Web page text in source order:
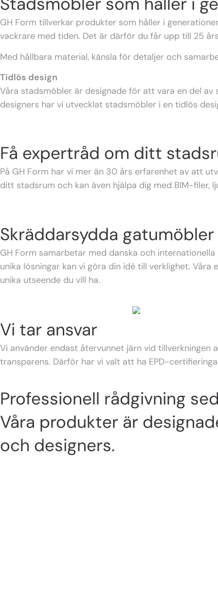
GH Form tillverkar produkter som håller i
vackrare med tiden. Det är därför du får upp till 25
Med hållbara material, känsla för detaljer och
Tidlös design
Våra stadsmöbler är designade för att vara en del
designers har vi utvecklat stadsmöbler i en tidlös
Få expertråd om ditt
På GH Form har vi mer än 30 års erfarenhet av att
ditt stadsrum och kan även hjälpa dig med BIM-filer,
Skräddarsydda gatumöbler
GH Form samarbetar med danska och
unika lösningar kan vi göra din idé till verklighet.
unika utseende du vill ha.
Vi tar ansvar
Vi använder endast återvunnet järn vid tillverkningen
transparens. Därför har vi valt att ha EPD-
Professionell rådgivning
Våra produkter är
och designers.